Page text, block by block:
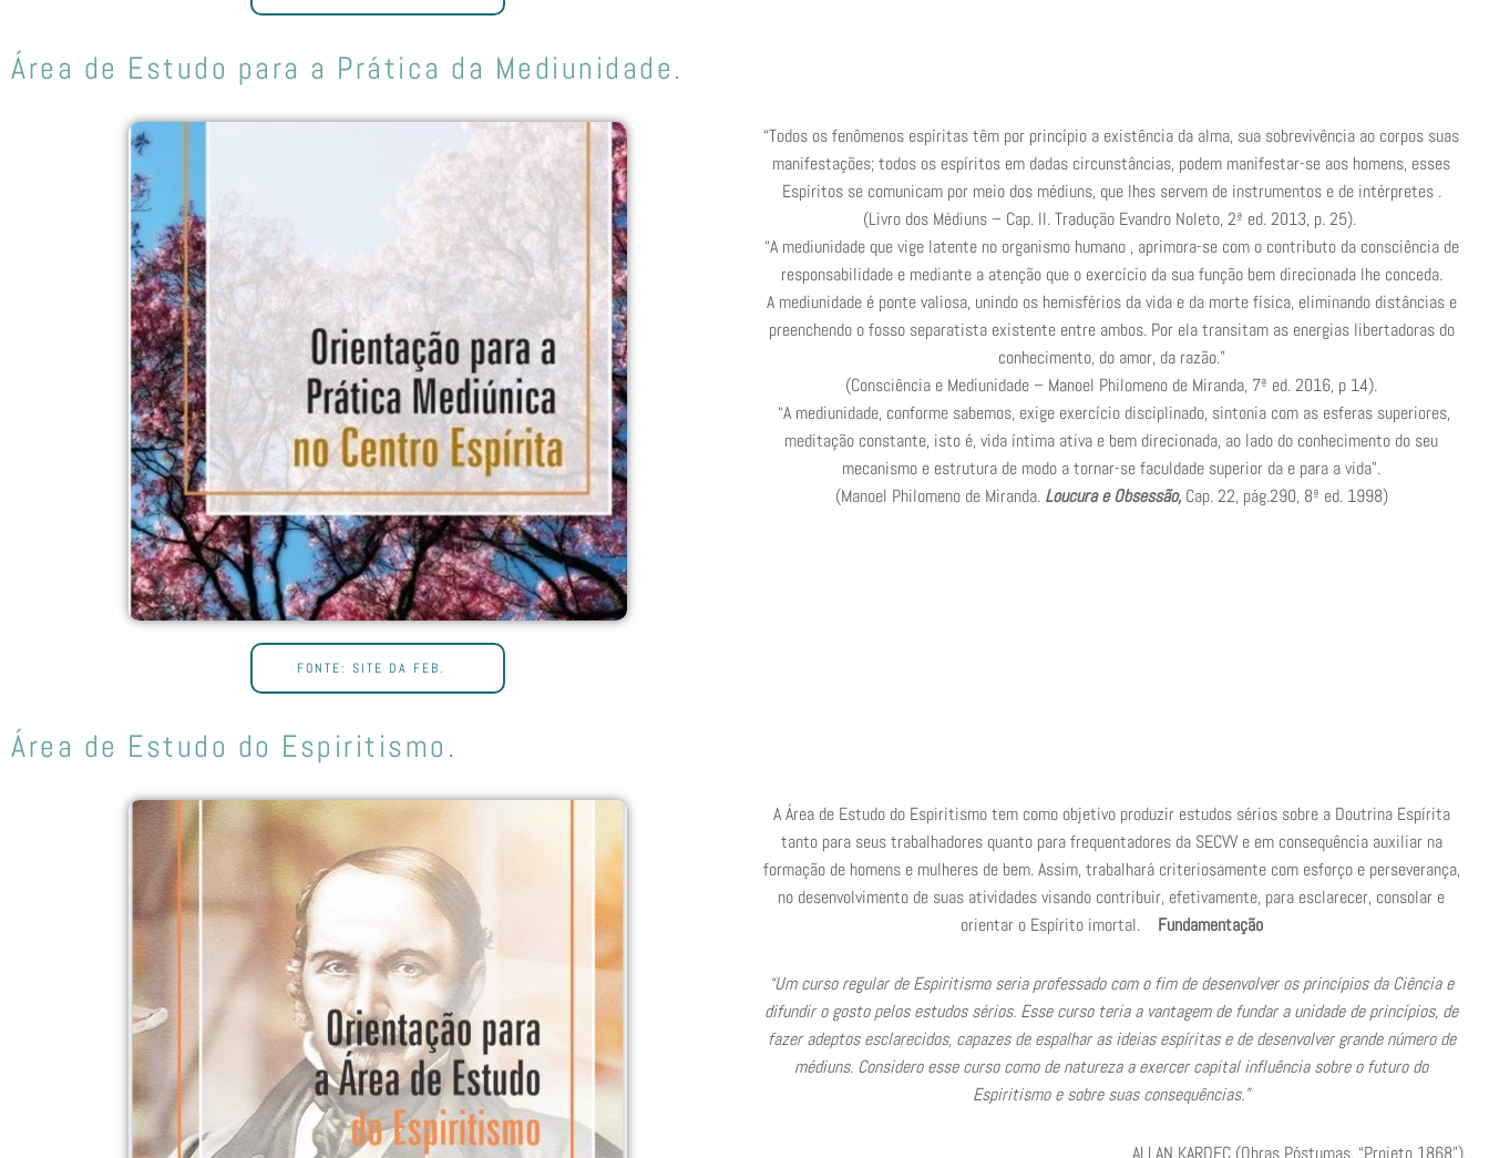
Área de Estudo para a Prática da Mediunidade.
FONTE: SITE DA FEB.
“Todos os fenômenos espíritas têm por princípio a existência da alma, sua sobrevivência ao corpos suas
manifestações; todos os espíritos em dadas circunstâncias, podem manifestar-se aos homens, esses
Espíritos se comunicam por meio dos médiuns, que lhes servem de instrumentos e de intérpretes .
(Livro dos Médiuns – Cap. II. Tradução Evandro Noleto, 2ª ed. 2013, p. 25).
“A mediunidade que vige latente no organismo humano , aprimora-se com o contributo da consciência de
responsabilidade e mediante a atenção que o exercício da sua função bem direcionada lhe conceda.
A mediunidade é ponte valiosa, unindo os hemisférios da vida e da morte física, eliminando distâncias e
preenchendo o fosso separatista existente entre ambos. Por ela transitam as energias libertadoras do
conhecimento, do amor, da razão.”
(Consciência e Mediunidade – Manoel Philomeno de Miranda, 7ª ed. 2016, p 14).
“A mediunidade, conforme sabemos, exige exercício disciplinado, sintonia com as esferas superiores,
meditação constante, isto é, vida íntima ativa e bem direcionada, ao lado do conhecimento do seu
mecanismo e estrutura de modo a tornar-se faculdade superior da e para a vida”.
(Manoel Philomeno de Miranda. Loucura e Obsessão,Cap. 22, pág.290, 8ª ed. 1998)
Área de Estudo do Espiritismo.
A Área de Estudo do Espiritismo tem como objetivo produzir estudos sérios sobre a Doutrina Espírita
tanto para seus trabalhadores quanto para frequentadores da SECVV e em consequência auxiliar na
formação de homens e mulheres de bem. Assim, trabalhará criteriosamente com esforço e perseverança,
no desenvolvimento de suas atividades visando contribuir, efetivamente, para esclarecer, consolar e
orientar o Espírito imortal.Fundamentação
“Um curso regular de Espiritismo seria professado com o fim de desenvolver os princípios da Ciência e
difundir o gosto pelos estudos sérios. Esse curso teria a vantagem de fundar a unidade de princípios, de
fazer adeptos esclarecidos, capazes de espalhar as ideias espíritas e de desenvolver grande número de
médiuns. Considero esse curso como de natureza a exercer capital influência sobre o futuro do
Espiritismo e sobre suas consequências.”
ALLAN KARDEC (Obras Póstumas, “Projeto 1868”).